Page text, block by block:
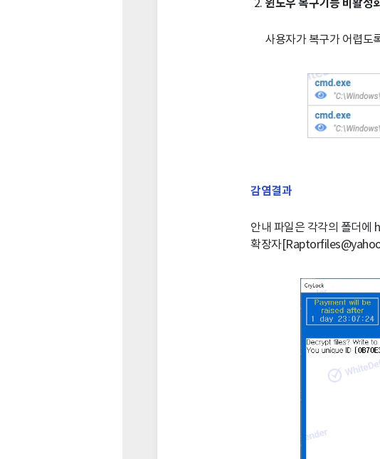
윈도우 복구기능 비활성
사용자가 복구가 어렵도
감염결과
안내 파일은 각각의 폴더
확장자